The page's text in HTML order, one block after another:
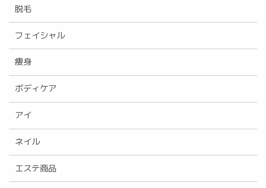
脱毛
フェイシャル
痩身
ボディケア
アイ
ネイル
エステ商品